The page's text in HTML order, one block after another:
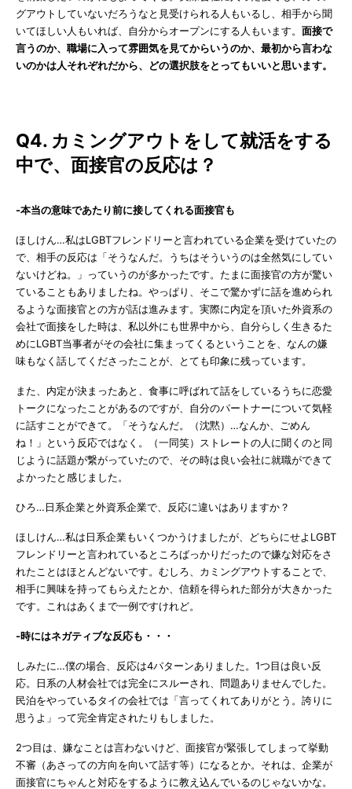
グアウトしていないだろうなと見受けられる人もいるし、相手から聞
いてほしい人もいれば、自分からオープンにする人もいます。 面接で
言うのか、職場に入って雰囲気を見てからいうのか、最初から言わな
いのかは人それぞれだから、どの選択肢をとってもいいと思います。
Q4. カミングアウトをして就活をする
中で、面接官の反応は？
-本当の意味であたり前に接してくれる面接官も
ほしけん…私はLGBTフレンドリーと言われている企業を受けていたの
で、相手の反応は「そうなんだ。うちはそういうのは全然気にしてい
ないけどね。」っていうのが多かったです。たまに面接官の方が驚い
ていることもありましたね。やっぱり、そこで驚かずに話を進められ
るような面接官との方が話は進みます。実際に内定を頂いた外資系の
会社で面接をした時は、私以外にも世界中から、自分らしく生きるた
めにLGBT当事者がその会社に集まってくるということを、なんの嫌
味もなく話してくださったことが、とても印象に残っています。
また、内定が決まったあと、食事に呼ばれて話をしているうちに恋愛
トークになったことがあるのですが、自分のパートナーについて気軽
に話すことができて。「そうなんだ。（沈黙）…なんか、ごめん
ね！」という反応ではなく。（一同笑）ストレートの人に聞くのと同
じように話題が繋がっていたので、その時は良い会社に就職ができて
よかったと感じました。
ひろ…日系企業と外資系企業で、反応に違いはありますか？
ほしけん…私は日系企業もいくつかうけましたが、どちらにせよLGBT
フレンドリーと言われているところばっかりだったので嫌な対応をさ
れたことはほとんどないです。むしろ、カミングアウトすることで、
相手に興味を持ってもらえたとか、信頼を得られた部分が大きかった
です。これはあくまで一例ですけれど。
-時にはネガティブな反応も・・・
しみたに…僕の場合、反応は4パターンありました。1つ目は良い反
応。日系の人材会社では完全にスルーされ、問題ありませんでした。
民泊をやっているタイの会社では「言ってくれてありがとう。誇りに
思うよ」って完全肯定されたりもしました。
2つ目は、嫌なことは言わないけど、面接官が緊張してしまって挙動
不審（あさっての方向を向いて話す等）になるとか。それは、企業が
面接官にちゃんと対応をするように教え込んでいるのじゃないかな。